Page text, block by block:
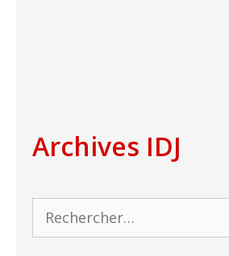
Archives IDJ
Rechercher :